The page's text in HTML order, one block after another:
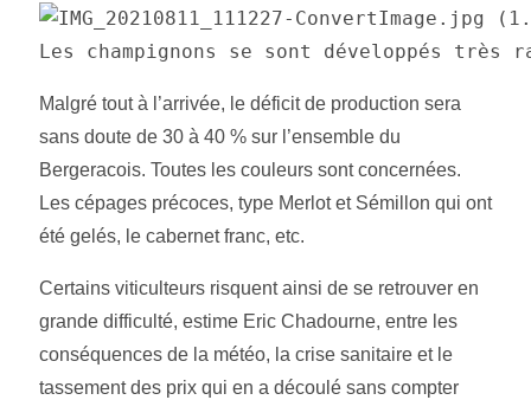
Les champignons se sont développés très
Malgré tout à l’arrivée, le déficit de production sera
sans doute de 30 à 40 % sur l’ensemble du
Bergeracois. Toutes les couleurs sont concernées.
Les cépages précoces, type Merlot et Sémillon qui ont
été gelés, le cabernet franc, etc.
Certains viticulteurs risquent ainsi de se retrouver en
grande difficulté, estime Eric Chadourne, entre les
conséquences de la météo, la crise sanitaire et le
tassement des prix qui en a découlé sans compter